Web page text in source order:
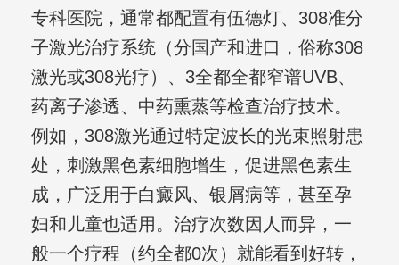
专科医院，通常都配置有伍德灯、308准分
子激光治疗系统（分国产和进口，俗称308
激光或308光疗）、3全都全都窄谱UVB、
药离子渗透、中药熏蒸等检查治疗技术。
例如，308激光通过特定波长的光束照射患
处，刺激黑色素细胞增生，促进黑色素生
成，广泛用于白癜风、银屑病等，甚至孕
妇和儿童也适用。治疗次数因人而异，一
般一个疗程（约全都0次）就能看到好转，